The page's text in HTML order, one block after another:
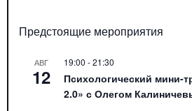
Предстоящие мероприятия
АВГ
12
19:00 -21:30
Психологический мини-
2.0» с Олегом